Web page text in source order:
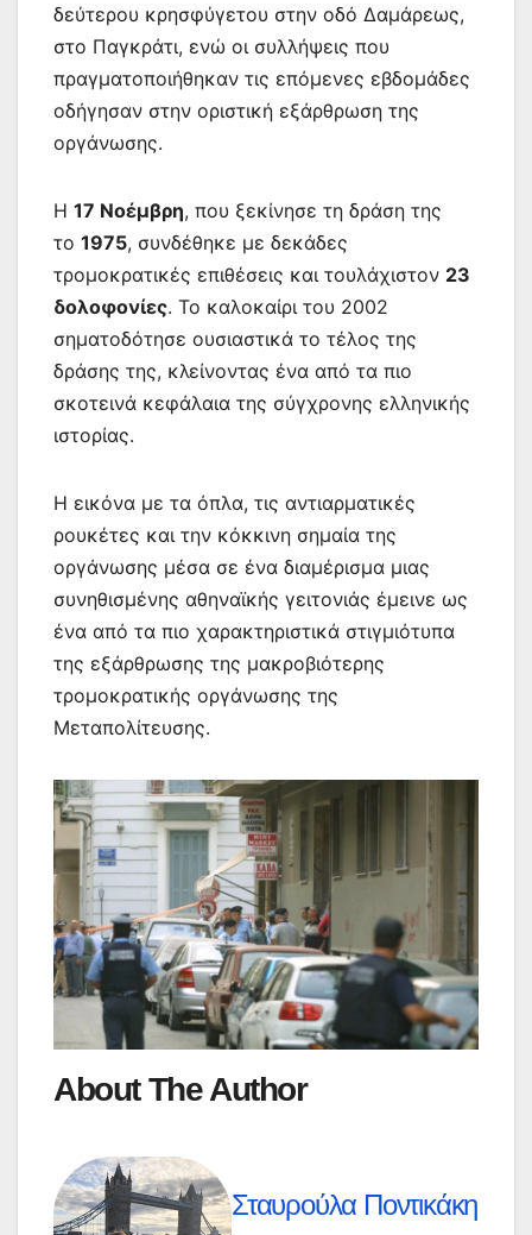
δεύτερου κρησφύγετου στην οδό Δαμάρεως,
στο Παγκράτι, ενώ οι συλλήψεις που
πραγματοποιήθηκαν τις επόμενες εβδομάδες
οδήγησαν στην οριστική εξάρθρωση της
οργάνωσης.
Η 17 Νοέμβρη, που ξεκίνησε τη δράση της
το 1975, συνδέθηκε με δεκάδες
τρομοκρατικές επιθέσεις και τουλάχιστον 23
δολοφονίες. Το καλοκαίρι του 2002
σηματοδότησε ουσιαστικά το τέλος της
δράσης της, κλείνοντας ένα από τα πιο
σκοτεινά κεφάλαια της σύγχρονης ελληνικής
ιστορίας.
Η εικόνα με τα όπλα, τις αντιαρματικές
ρουκέτες και την κόκκινη σημαία της
οργάνωσης μέσα σε ένα διαμέρισμα μιας
συνηθισμένης αθηναϊκής γειτονιάς έμεινε ως
ένα από τα πιο χαρακτηριστικά στιγμιότυπα
της εξάρθρωσης της μακροβιότερης
τρομοκρατικής οργάνωσης της
Μεταπολίτευσης.
About The Author
Σταυρούλα Ποντικάκη